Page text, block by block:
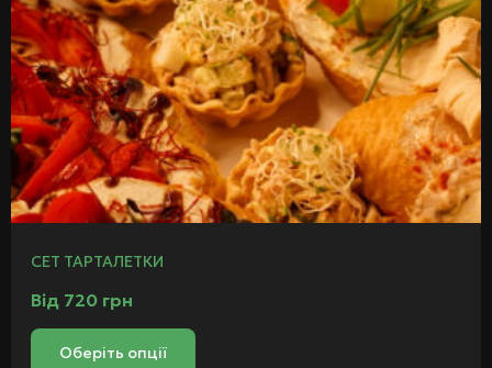
СЕТ ТАРТАЛЕТКИ
Від 720 грн
Оберіть опції